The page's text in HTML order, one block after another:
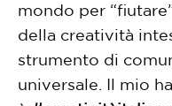
mondo per
della creatività
strumento di
universale. Il mio